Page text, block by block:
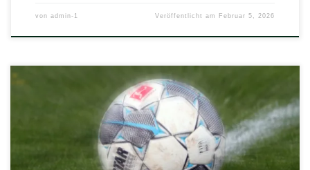
von admin-1 Veröffentlicht am Februar 5, 2026
Einladung Liebe Mitglieder, hiermit laden wir Euch zur
Jahreshauptversammlung des Fördervereins der SG
H/N/U e.V. am Montag, 29.12.2025 um 18:00 Uhr ins
Sportlerheim nach Nesselröden ein. Folgende
Tagesordnung wurde vom Vorstand beschlossen: 1)